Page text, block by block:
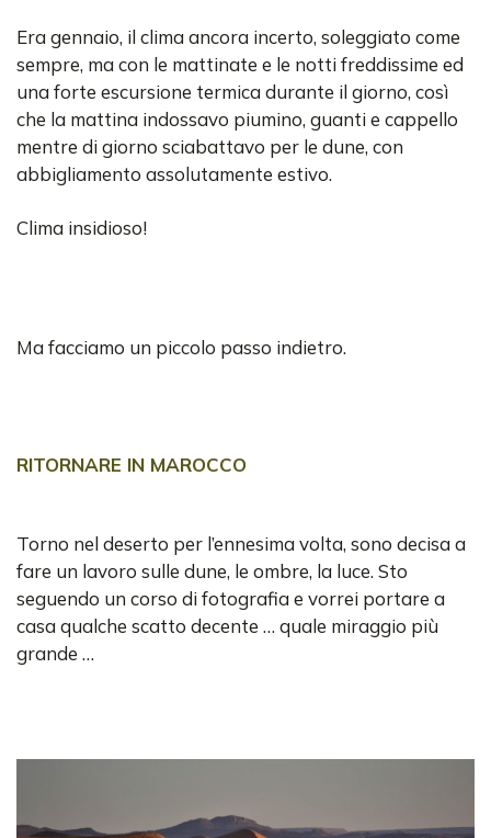
Era gennaio, il clima ancora incerto, soleggiato come
sempre, ma con le mattinate e le notti freddissime ed
una forte escursione termica durante il giorno, così
che la mattina indossavo piumino, guanti e cappello
mentre di giorno sciabattavo per le dune, con
abbigliamento assolutamente estivo.
Clima insidioso!
Ma facciamo un piccolo passo indietro.
RITORNARE IN MAROCCO
Torno nel deserto per l’ennesima volta, sono decisa a
fare un lavoro sulle dune, le ombre, la luce. Sto
seguendo un corso di fotografia e vorrei portare a
casa qualche scatto decente … quale miraggio più
grande …